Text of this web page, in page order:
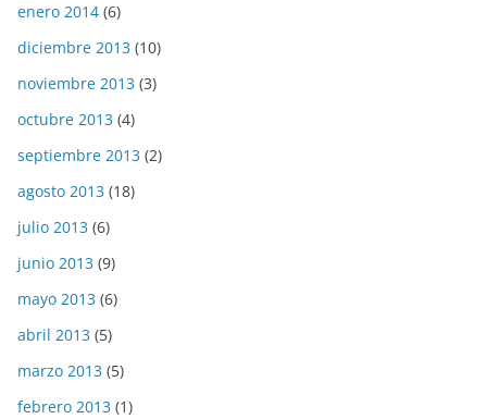
enero 2014 (6)
diciembre 2013 (10)
noviembre 2013 (3)
octubre 2013 (4)
septiembre 2013 (2)
agosto 2013 (18)
julio 2013 (6)
junio 2013 (9)
mayo 2013 (6)
abril 2013 (5)
marzo 2013 (5)
febrero 2013 (1)